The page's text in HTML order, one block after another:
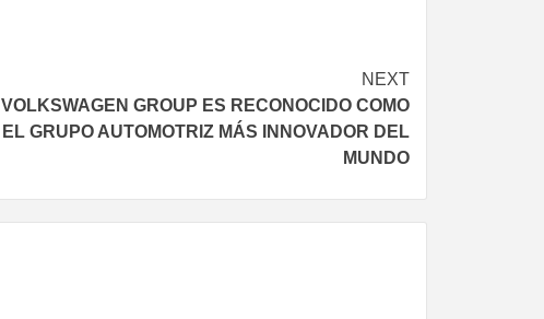
NEXT
VOLKSWAGEN GROUP ES RECONOCIDO COMO
EL GRUPO AUTOMOTRIZ MÁS INNOVADOR DEL
MUNDO